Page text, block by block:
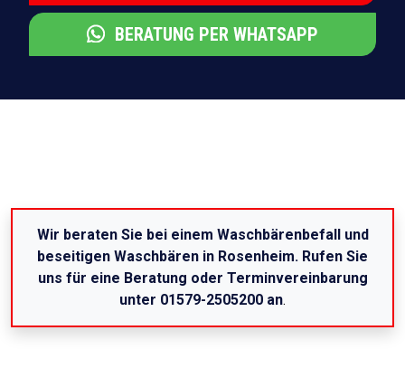
BERATUNG PER WHATSAPP
Wir beraten Sie bei einem Waschbärenbefall und
beseitigen Waschbären in Rosenheim. Rufen Sie
uns für eine Beratung oder Terminvereinbarung
unter 01579-2505200 an.